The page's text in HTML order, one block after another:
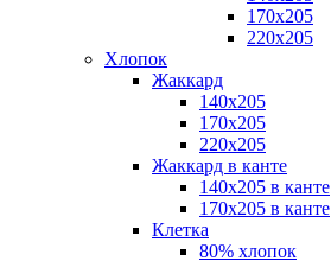
170х205
220х205
Хлопок
Жаккард
140x205
170х205
220х205
Жаккард в канте
140х205 в канте
170х205 в канте
Клетка
80% хлопок